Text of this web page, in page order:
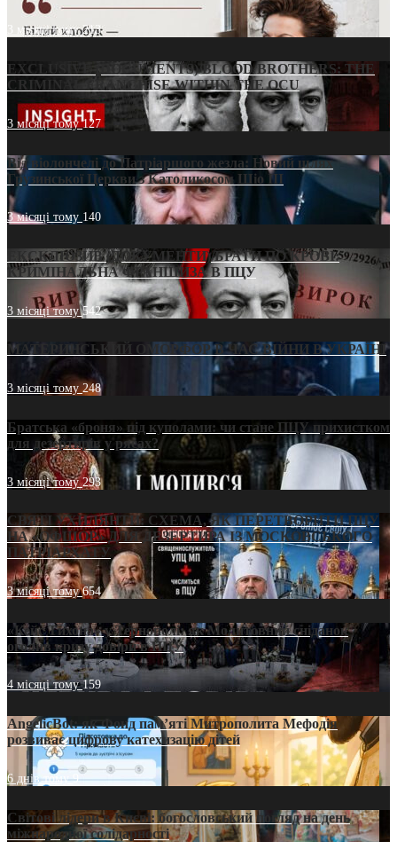
3 місяці тому213
EXCLUSIVE (DOCUMENTS)/BLOOD BROTHERS: THE
CRIMINAL FRANCHISE WITHIN THE OCU
3 місяці тому127
Від віолончелі до Патріаршого жезла: Новий шлях
Грузинської Церкви з Католикосом Шіо III
3 місяці тому 140
ЕКСКЛЮЗИВ (ДОКУМЕНТИ)/БРАТИ ПО КРОВІ:
КРИМІНАЛЬНА ФРАНШИЗА В ПЦУ
3 місяці тому542
МАТЕРИНСЬКИЙ ОМОРФОР В ЧАС ВІЙНИ В УКРАЇНІ
3 місяці тому248
Братська «броня» під куполами: чи стане ПЦУ прихистком
для дезертирів у рясах?
3 місяці тому293
СВЯТІ УХИЛЯНТИ: СХЕМА, ЯК ПЕРЕТВОРИТИ ПЦУ
НА «ОФШОР» ДЛЯ ДЕЗЕРТИРА ІЗ МОСКОВСЬКОГО
ПАТРІАРХАТУ
3 місяці тому654
«Кейс Тихона» у Тернополі: як Молитовний сніданок
оголив кризу довіри в ПЦУ
4 місяці тому159
AngelicBot: як Фонд пам’яті Митрополита Мефодія
розвиває цифрову катехизацію дітей
6 днів тому9
Світові лідери в Києві: богословський погляд на день
міжнародної солідарності